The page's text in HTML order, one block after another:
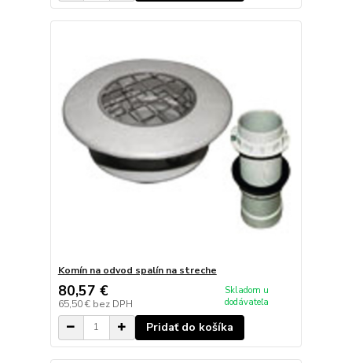
Komín na odvod spalín na streche
80,57 €
65,50 € bez DPH
Skladom u
dodávateľa
Pridať do košíka